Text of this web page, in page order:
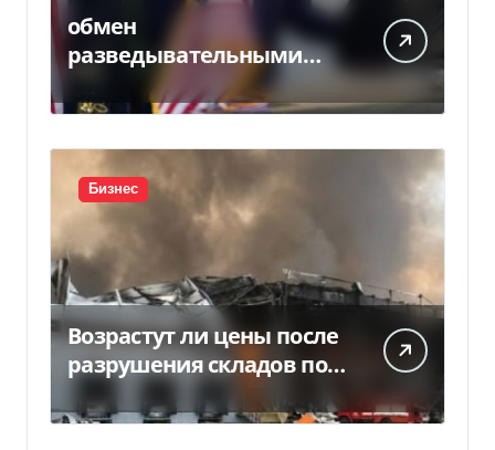
обмен
разведывательными
данными между
Украиной и США
значительно вырос, —
Politico
Бизнес
Возрастут ли цены после
разрушения складов под